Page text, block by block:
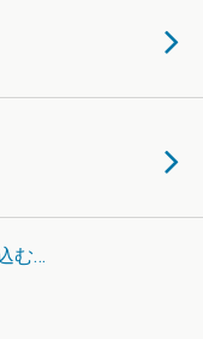
む…